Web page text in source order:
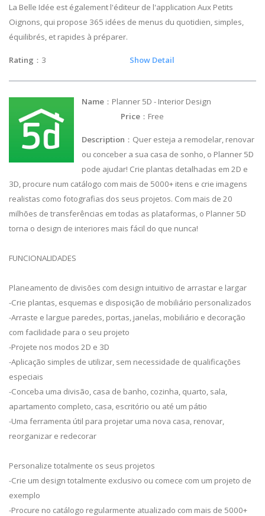
La Belle Idée est également l'éditeur de l'application Aux Petits
Oignons, qui propose 365 idées de menus du quotidien, simples,
équilibrés, et rapides à préparer.
Rating ：3 Show Detail
Name ：Planner 5D - Interior Design
Price ：Free
Description ：Quer esteja a remodelar, renovar
ou conceber a sua casa de sonho, o Planner 5D
pode ajudar! Crie plantas detalhadas em 2D e
3D, procure num catálogo com mais de 5000+ itens e crie imagens
realistas como fotografias dos seus projetos. Com mais de 20
milhões de transferências em todas as plataformas, o Planner 5D
torna o design de interiores mais fácil do que nunca!
FUNCIONALIDADES
Planeamento de divisões com design intuitivo de arrastar e largar
-Crie plantas, esquemas e disposição de mobiliário personalizados
-Arraste e largue paredes, portas, janelas, mobiliário e decoração
com facilidade para o seu projeto
-Projete nos modos 2D e 3D
-Aplicação simples de utilizar, sem necessidade de qualificações
especiais
-Conceba uma divisão, casa de banho, cozinha, quarto, sala,
apartamento completo, casa, escritório ou até um pátio
-Uma ferramenta útil para projetar uma nova casa, renovar,
reorganizar e redecorar
Personalize totalmente os seus projetos
-Crie um design totalmente exclusivo ou comece com um projeto de
exemplo
-Procure no catálogo regularmente atualizado com mais de 5000+